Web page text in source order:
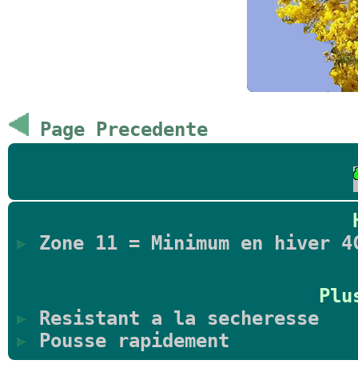
Page Precedente
Zone 11 = Minimum en hiver
Resistant a la secheresse
Pousse rapidement